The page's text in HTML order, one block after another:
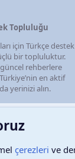
Topluluğu
için Türkçe destek
bir topluluktur.
güncel rehberlere
en aktif
yerinizi alın.